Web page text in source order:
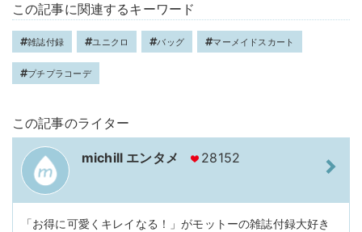
この記事に関連するキーワード
雑誌付録 ユニクロ バッグ マーメイドスカート
プチプラコーデ
この記事のライター
michill エンタメ 28152
「お得に可愛くキレイなる！」がモットーの雑誌付録大好き